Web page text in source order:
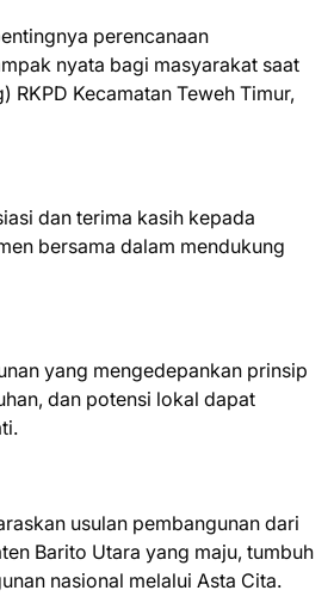
perencanaan
nyata bagi masyarakat saat
RKPD Kecamatan Teweh Timur,
dan terima kasih kepada
bersama dalam mendukung
yang mengedepankan prinsip
dan potensi lokal dapat
usulan pembangunan dari
Barito Utara yang maju, tumbuh
nasional melalui Asta Cita.